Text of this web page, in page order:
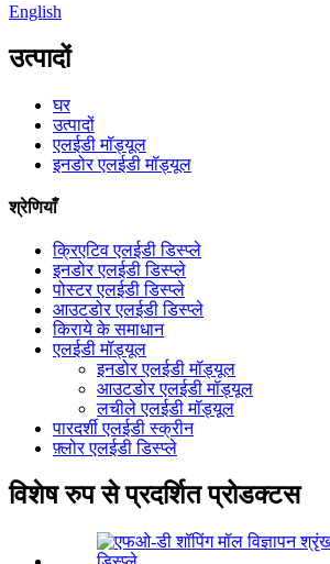
English
उत्पादों
घर
उत्पादों
एलईडी मॉड्यूल
इनडोर एलईडी मॉड्यूल
श्रेणियाँ
क्रिएटिव एलईडी डिस्प्ले
इनडोर एलईडी डिस्प्ले
पोस्टर एलईडी डिस्प्ले
आउटडोर एलईडी डिस्प्ले
किराये के समाधान
एलईडी मॉड्यूल
इनडोर एलईडी मॉड्यूल
आउटडोर एलईडी मॉड्यूल
लचीले एलईडी मॉड्यूल
पारदर्शी एलईडी स्क्रीन
फ़्लोर एलईडी डिस्प्ले
विशेष रुप से प्रदर्शित प्रोडक्टस